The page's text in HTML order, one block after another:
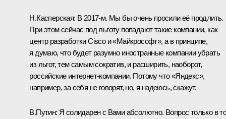
Н.Касперская: В 2017-м. Мы бы очень просили её продлить.
При этом сейчас под льготу попадают такие компании, как
центр разработки Cisco и «Майкрософт», а в принципе,
я думаю, что будет разумно иностранные компании убрать
из льгот, тем самым сократив, и расширить, наоборот,
российские интернет-компании. Потому что «Яндекс»,
например, за себя не говорят, но, я надеюсь, скажут.
В.Путин: Я солидарен с Вами абсолютно. Вопрос только в